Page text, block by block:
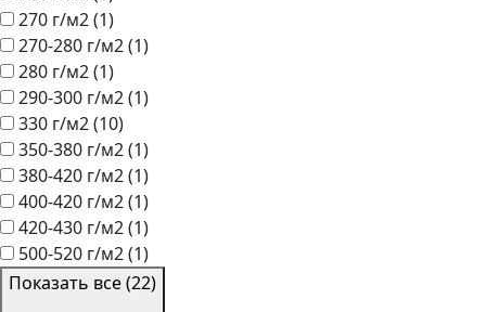
270 г/м2(1)
270-280 г/м2(1)
280 г/м2(1)
290-300 г/м2(1)
330 г/м2(10)
350-380 г/м2(1)
380-420 г/м2(1)
400-420 г/м2(1)
420-430 г/м2(1)
500-520 г/м2(1)
Показать все (22)